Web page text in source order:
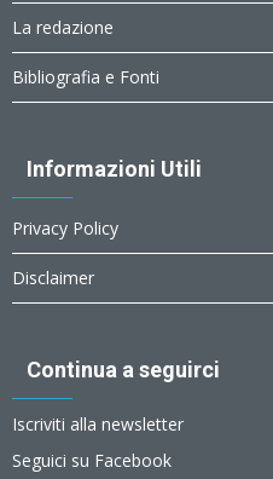
La redazione
Bibliografia e Fonti
Informazioni Utili
Privacy Policy
Disclaimer
Continua a seguirci
Iscriviti alla newsletter
Seguici su Facebook